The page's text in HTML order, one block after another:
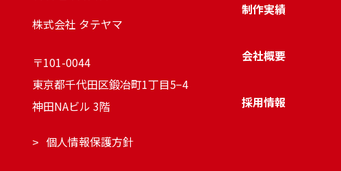
株式会社 タテヤマ
〒101-0044
東京都千代田区鍛冶町1丁目5−4
神田NAビル 3階
個人情報保護方針
制作実績
会社概要
採用情報